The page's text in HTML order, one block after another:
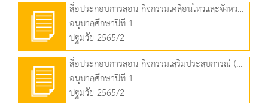
สื่อประกอบการสอน กิจกรรมเคลื่อนไหวและจังหวะ (1.33 MB)
อนุบาลศึกษาปีที่ 1
ปฐมวัย 2565/2
สื่อประกอบการสอน กิจกรรมเสริมประสบการณ์ (1.95 MB)
อนุบาลศึกษาปีที่ 1
ปฐมวัย 2565/2